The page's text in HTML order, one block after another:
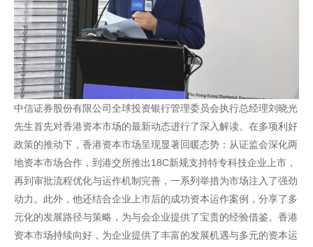
中信证券股份有限公司全球投资银行管理委员会执行总经理刘晓光
先生首先对香港资本市场的最新动态进行了深入解读。在多项利好
政策的推动下，香港资本市场呈现显著回暖态势：从证监会深化两
地资本市场合作，到港交所推出18C新规支持特专科技企业上市，
再到审批流程优化与运作机制完善，一系列举措为市场注入了强劲
动力。此外，他还结合企业上市后的成功资本运作案例，分享了多
元化的发展路径与策略，为与会企业提供了宝贵的经验借鉴。香港
资本市场持续向好，为企业提供了丰富的发展机遇与多元的资本运